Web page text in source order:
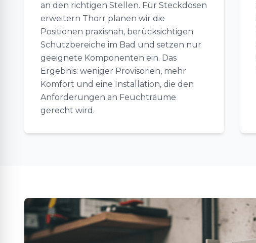
an den richtigen Stellen. Für Steckdosen
erweitern Thorr planen wir die
Positionen praxisnah, berücksichtigen
Schutzbereiche im Bad und setzen nur
geeignete Komponenten ein. Das
Ergebnis: weniger Provisorien, mehr
Komfort und eine Installation, die den
Anforderungen an Feuchträume
gerecht wird.